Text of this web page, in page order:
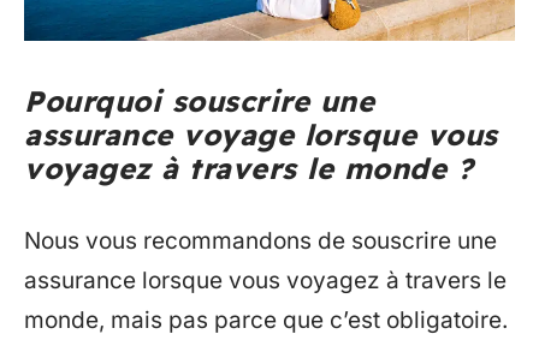
Pourquoi souscrire une
assurance voyage lorsque vous
voyagez à travers le monde ?
Nous vous recommandons de souscrire une
assurance lorsque vous voyagez à travers le
monde, mais pas parce que c’est obligatoire.